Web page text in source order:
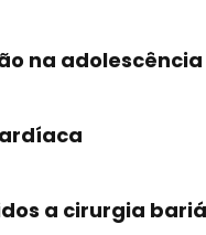
na adolescência
a cirurgia